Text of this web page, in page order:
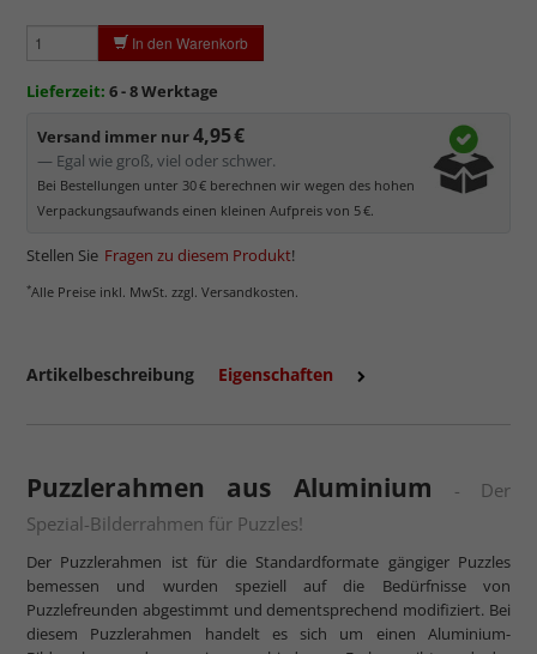
In den Warenkorb
Lieferzeit: 6 - 8 Werktage
Versand immer nur4,95 €
— Egal wie groß, viel oder schwer.
Bei Bestellungen unter 30 € berechnen wir wegen des hohen
Verpackungsaufwands einen kleinen Aufpreis von 5 €.
Stellen Sie Fragen zu diesem Produkt!
*Alle Preise inkl. MwSt. zzgl. Versandkosten.
Artikelbeschreibung Eigenschaften
Puzzlerahmen aus Aluminium
- Der
Spezial-Bilderrahmen für Puzzles!
Der Puzzlerahmen ist für die Standardformate gängiger Puzzles
bemessen und wurden speziell auf die Bedürfnisse von
Puzzlefreunden abgestimmt und dementsprechend modifiziert. Bei
diesem Puzzlerahmen handelt es sich um einen Aluminium-